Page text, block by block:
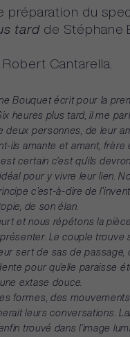
préparation du
tard de Stéphane
Robert Cantarella.
Bouquet écrit pour la
heures plus tard, il me
deux personnes, de leur
ils amante et amant, frère
est certain c’est qu’ils
idéal pour y vivre leur lien.
c’est-à-dire de
de son élan.
et nous répétons la pièce
Le couple trouve
sert de sas de passage,
pour qu’elle paraisse
une extase douce.
formes, des mouvements,
leurs conversations.
trouvé dans l’image